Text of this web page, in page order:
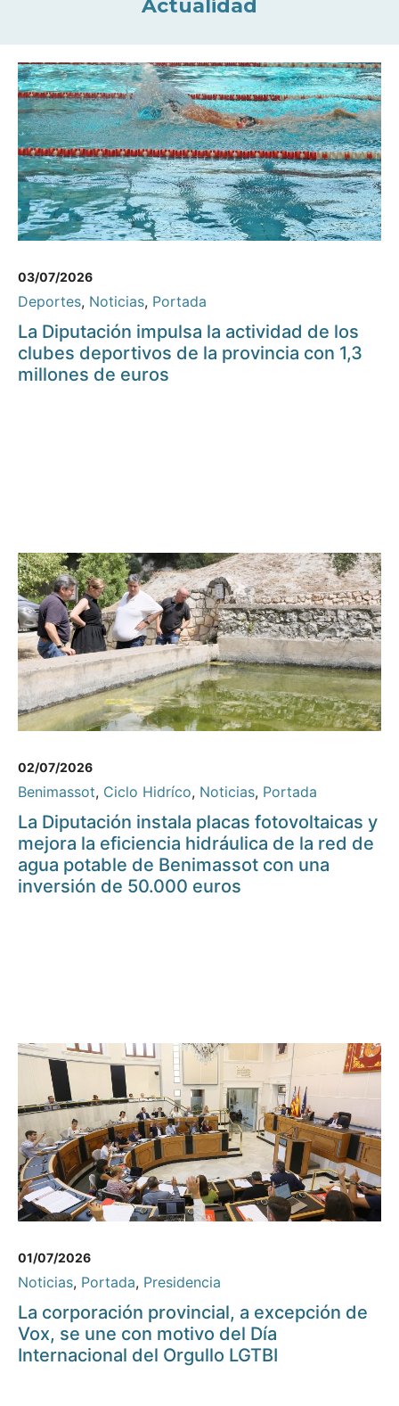
Actualidad
03/07/2026
Deportes, Noticias, Portada
La Diputación impulsa la actividad de los
clubes deportivos de la provincia con 1,3
millones de euros
02/07/2026
Benimassot, Ciclo Hidríco, Noticias, Portada
La Diputación instala placas fotovoltaicas y
mejora la eficiencia hidráulica de la red de
agua potable de Benimassot con una
inversión de 50.000 euros
01/07/2026
Noticias, Portada, Presidencia
La corporación provincial, a excepción de
Vox, se une con motivo del Día
Internacional del Orgullo LGTBI